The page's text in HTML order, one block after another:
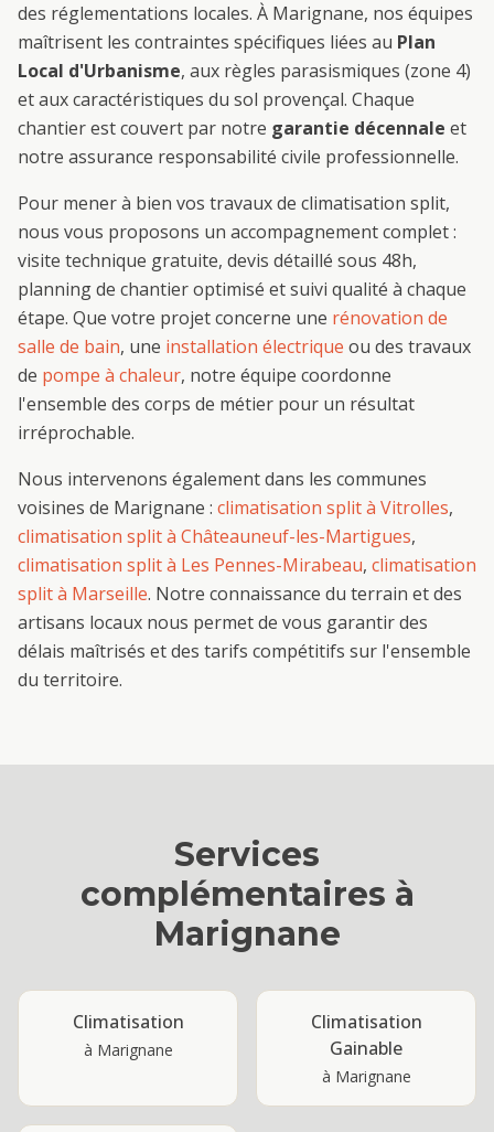
des réglementations locales. À Marignane, nos équipes
maîtrisent les contraintes spécifiques liées au Plan
Local d'Urbanisme, aux règles parasismiques (zone 4)
et aux caractéristiques du sol provençal. Chaque
chantier est couvert par notre garantie décennale et
notre assurance responsabilité civile professionnelle.
Pour mener à bien vos travaux de climatisation split,
nous vous proposons un accompagnement complet :
visite technique gratuite, devis détaillé sous 48h,
planning de chantier optimisé et suivi qualité à chaque
étape. Que votre projet concerne une rénovation de
salle de bain, une installation électrique ou des travaux
de pompe à chaleur, notre équipe coordonne
l'ensemble des corps de métier pour un résultat
irréprochable.
Nous intervenons également dans les communes
voisines de Marignane : climatisation splità Vitrolles,
climatisation splità Châteauneuf-les-Martigues,
climatisation splità Les Pennes-Mirabeau, climatisation
splità Marseille. Notre connaissance du terrain et des
artisans locaux nous permet de vous garantir des
délais maîtrisés et des tarifs compétitifs sur l'ensemble
du territoire.
Services
complémentaires à
Marignane
Climatisation
à Marignane
Climatisation
Gainable
à Marignane